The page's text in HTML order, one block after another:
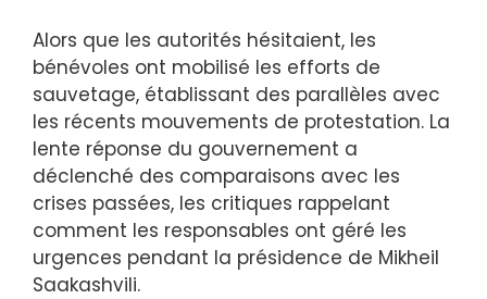
Alors que les autorités hésitaient, les
bénévoles ont mobilisé les efforts de
sauvetage, établissant des parallèles avec
les récents mouvements de protestation. La
lente réponse du gouvernement a
déclenché des comparaisons avec les
crises passées, les critiques rappelant
comment les responsables ont géré les
urgences pendant la présidence de Mikheil
Saakashvili.